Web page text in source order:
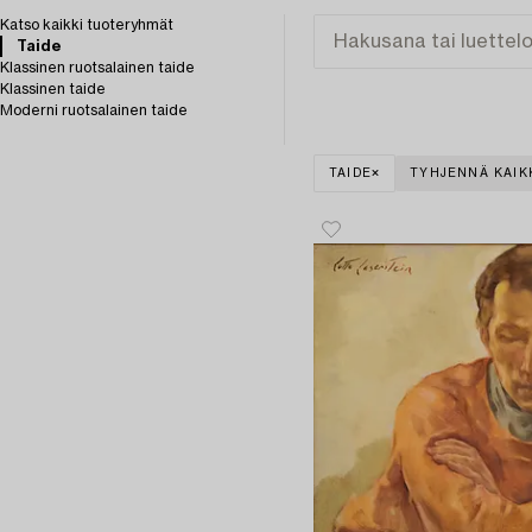
Katso kaikki tuoteryhmät
Taide
Klassinen ruotsalainen taide
Klassinen taide
Moderni ruotsalainen taide
TAIDE TYHJENNÄ